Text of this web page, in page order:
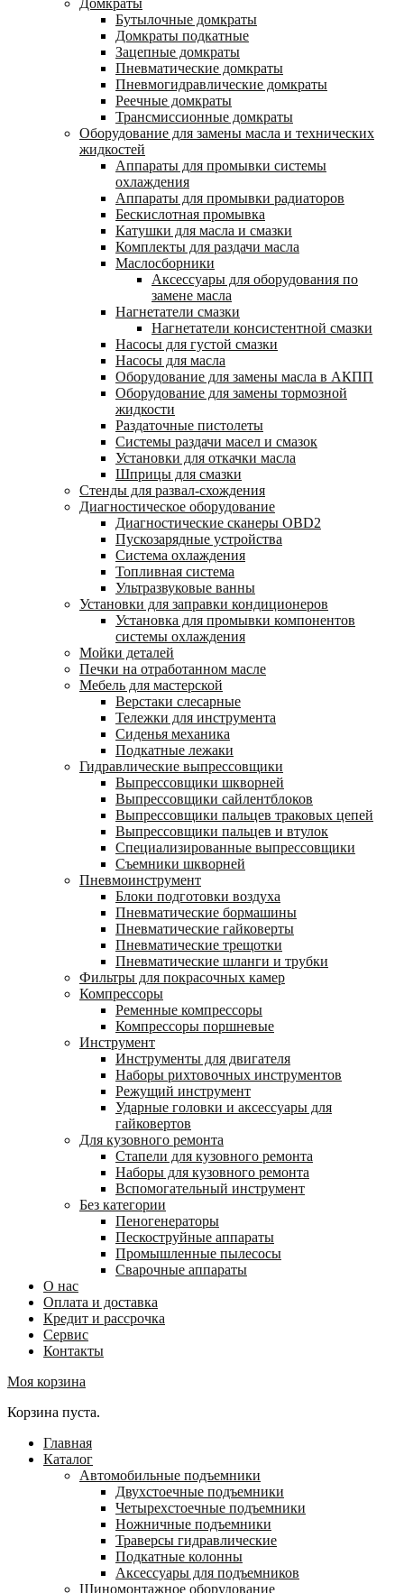
Домкраты
Бутылочные домкраты
Домкраты подкатные
Зацепные домкраты
Пневматические домкраты
Пневмогидравлические домкраты
Реечные домкраты
Трансмиссионные домкраты
Оборудование для замены масла и технических
жидкостей
Аппараты для промывки системы
охлаждения
Аппараты для промывки радиаторов
Бескислотная промывка
Катушки для масла и смазки
Комплекты для раздачи масла
Маслосборники
Аксессуары для оборудования по
замене масла
Нагнетатели смазки
Нагнетатели консистентной смазки
Насосы для густой смазки
Насосы для масла
Оборудование для замены масла в АКПП
Оборудование для замены тормозной
жидкости
Раздаточные пистолеты
Системы раздачи масел и смазок
Установки для откачки масла
Шприцы для смазки
Стенды для развал-схождения
Диагностическое оборудование
Диагностические сканеры OBD2
Пускозарядные устройства
Система охлаждения
Топливная система
Ультразвуковые ванны
Установки для заправки кондиционеров
Установка для промывки компонентов
системы охлаждения
Мойки деталей
Печки на отработанном масле
Мебель для мастерской
Верстаки слесарные
Тележки для инструмента
Сиденья механика
Подкатные лежаки
Гидравлические выпрессовщики
Выпрессовщики шкворней
Выпрессовщики сайлентблоков
Выпрессовщики пальцев траковых цепей
Выпрессовщики пальцев и втулок
Специализированные выпрессовщики
Cъемники шкворней
Пневмоинструмент
Блоки подготовки воздуха
Пневматические бормашины
Пневматические гайковерты
Пневматические трещотки
Пневматические шланги и трубки
Фильтры для покрасочных камер
Компрессоры
Ременные компрессоры
Компрессоры поршневые
Инструмент
Инструменты для двигателя
Наборы рихтовочных инструментов
Режущий инструмент
Ударные головки и аксессуары для
гайковертов
Для кузовного ремонта
Стапели для кузовного ремонта
Наборы для кузовного ремонта
Вспомогательный инструмент
Без категории
Пеногенераторы
Пескоструйные аппараты
Промышленные пылесосы
Сварочные аппараты
О нас
Оплата и доставка
Кредит и рассрочка
Сервис
Контакты
Моя корзина
Корзина пуста.
Главная
Каталог
Автомобильные подъемники
Двухстоечные подъемники
Четырехстоечные подъемники
Ножничные подъемники
Траверсы гидравлические
Подкатные колонны
Аксессуары для подъемников
Шиномонтажное оборудование